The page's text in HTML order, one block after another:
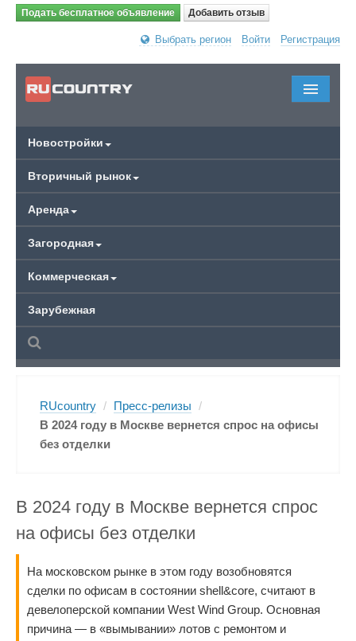
Подать бесплатное объявление Добавить отзыв
Выбрать регион Войти Регистрация
Новостройки
Вторичный рынок
Аренда
Загородная
Коммерческая
Зарубежная
RUcountry / Пресс-релизы /
В 2024 году в Москве вернется спрос на офисы
без отделки
В 2024 году в Москве вернется спрос
на офисы без отделки
На московском рынке в этом году возобновятся
сделки по офисам в состоянии shell&core, считают в
девелоперской компании West Wind Group. Основная
причина — в «вымывании» лотов с ремонтом и